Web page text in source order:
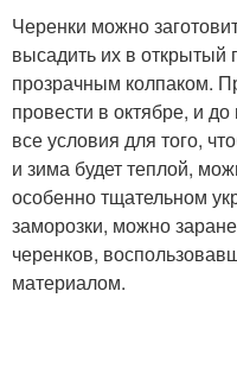
Черенки можно
высадить их в открытый
прозрачным колпаком.
провести в октябре, и
все условия для того,
и зима будет теплой,
особенно тщательном
заморозки, можно
черенков,
материалом.